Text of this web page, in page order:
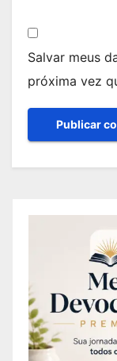
Salvar meus
próxima vez